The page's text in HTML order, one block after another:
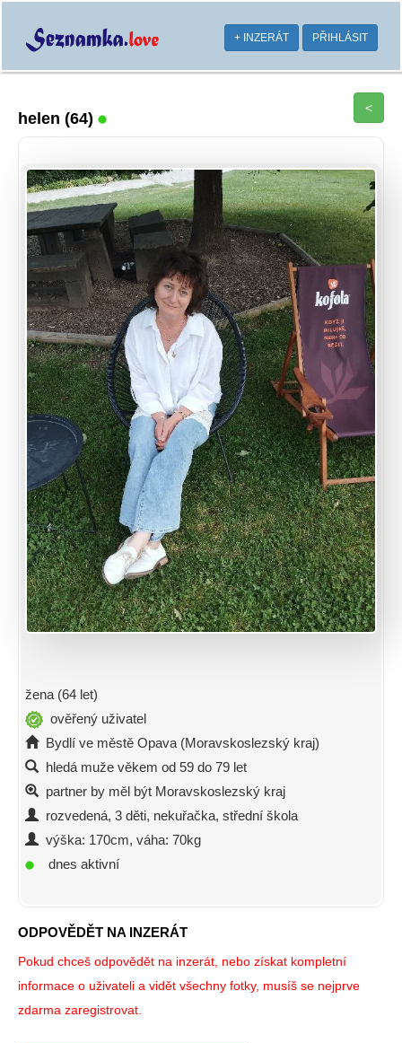
+ INZERÁT PŘIHLÁSIT
helen (64)
<
žena (64 let)
ověřený uživatel
Bydlí ve městě Opava (Moravskoslezský kraj)
hledá muže věkem od 59 do 79 let
partner by měl být Moravskoslezský kraj
rozvedená, 3 děti, nekuřačka, střední škola
výška: 170cm, váha: 70kg
dnes aktivní
ODPOVĚDĚT NA INZERÁT
Pokud chceš odpovědět na inzerát, nebo získat kompletní
informace o uživateli a vidět všechny fotky, musíš se nejprve
zdarma zaregistrovat.